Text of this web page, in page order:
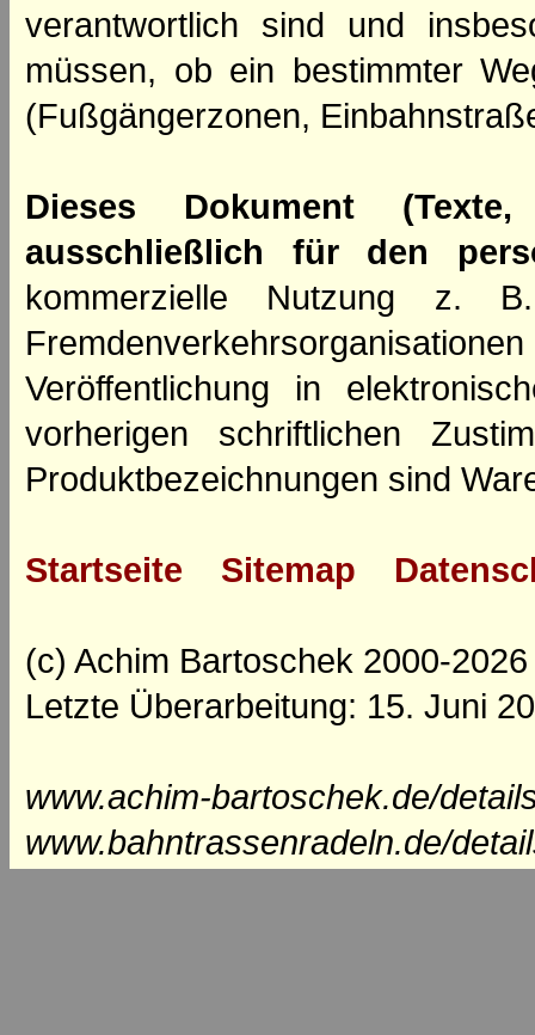
verantwortlich sind und
müssen, ob ein bestimmter
(Fußgängerzonen,
Dieses Dokument
ausschließlich für den
kommerzielle Nutzung z.
Veröffentlichung in
vorherigen schriftlichen
Produktbezeichnungen sind
Startseite Sitemap
(c) Achim Bartoschek 2000-2026
Letzte Überarbeitung: 15. Juni
www.achim-bartoschek.de/
www.bahntrassenradeln.de/